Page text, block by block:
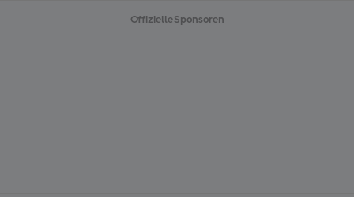
Offizielle Sponsoren